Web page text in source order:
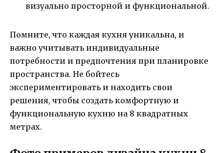
визуально просторной и функциональной.
Помните, что каждая кухня уникальна, и
важно учитывать индивидуальные
потребности и предпочтения при планировке
пространства. Не бойтесь
экспериментировать и находить свои
решения, чтобы создать комфортную и
функциональную кухню на 8 квадратных
метрах.